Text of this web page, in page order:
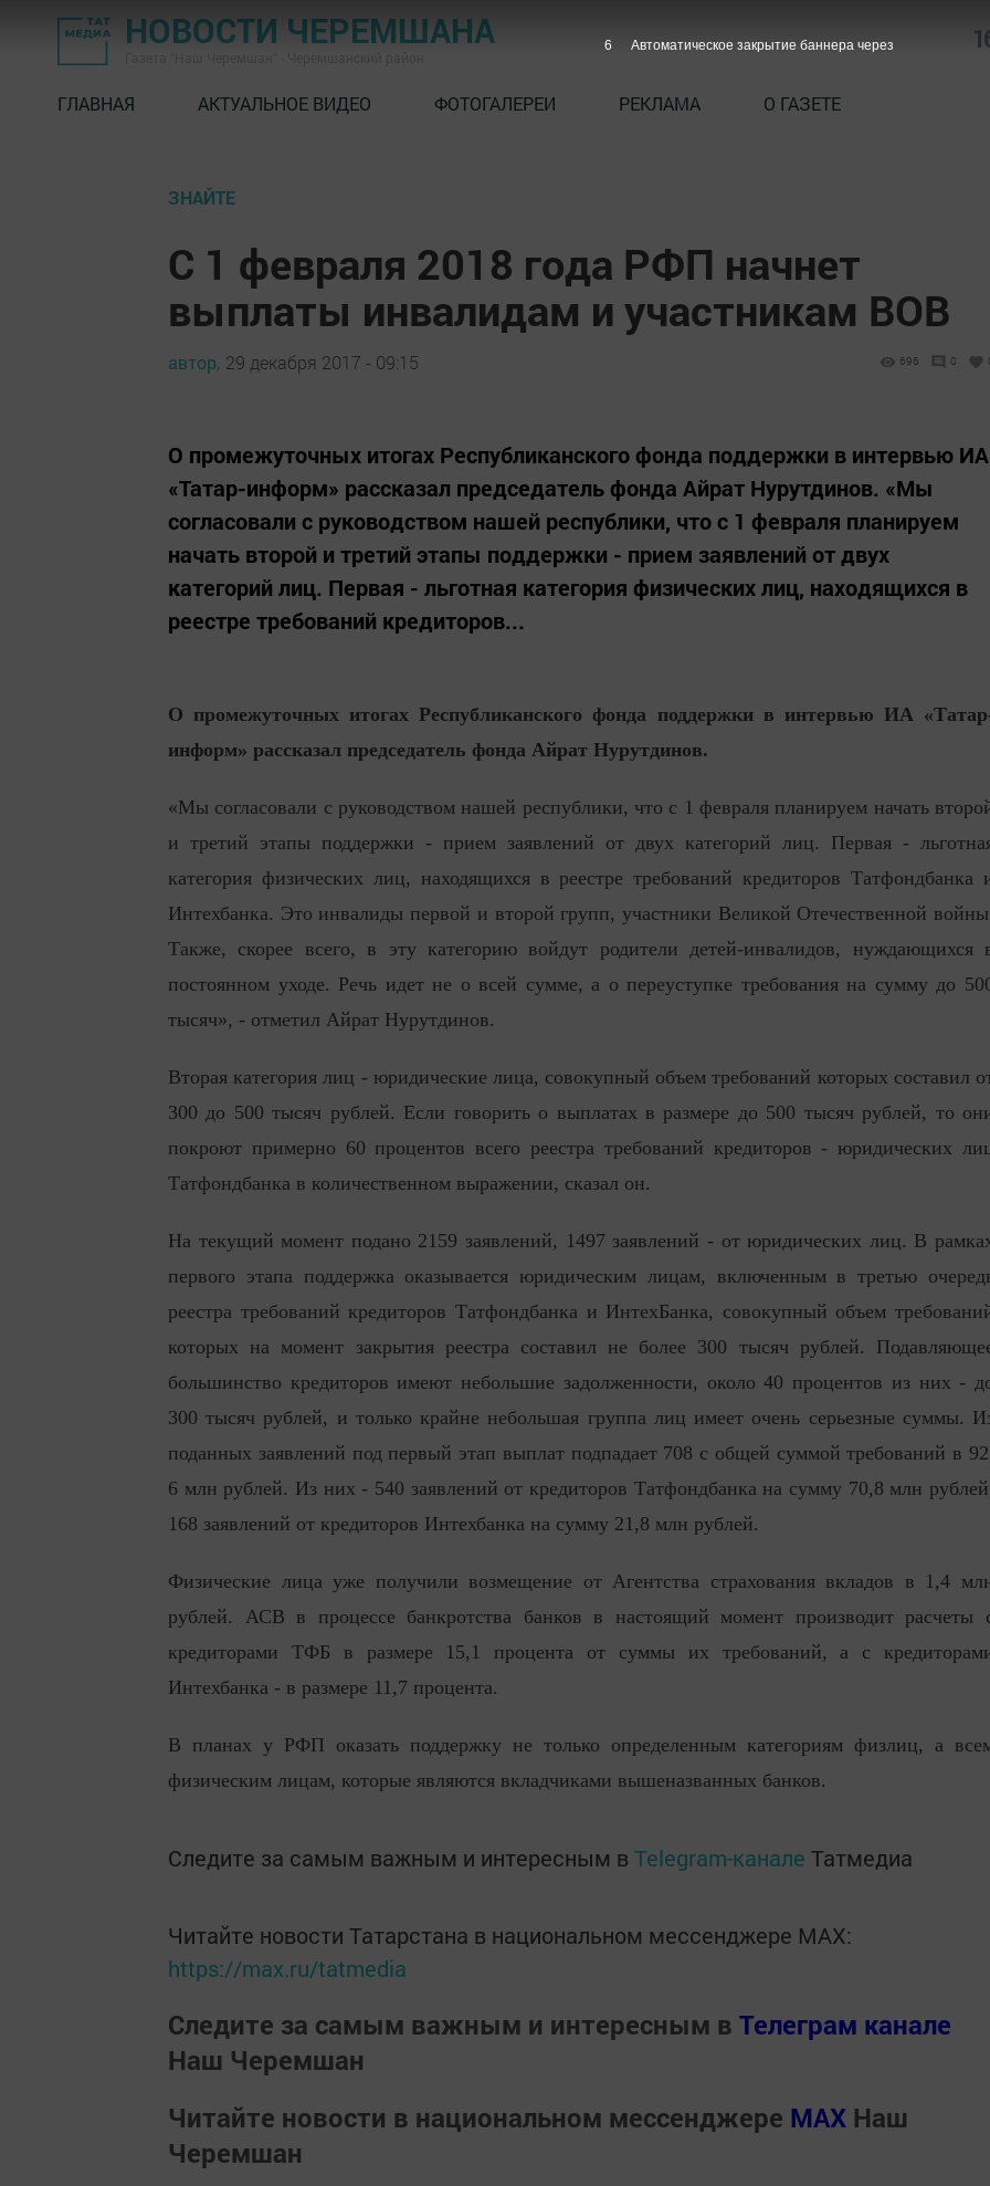
НОВОСТИ ЧЕРЕМШАНА
ГЛАВНАЯ АКТУАЛЬНОЕ ВИДЕО ФОТОГАЛЕРЕИ РЕКЛАМА О ГАЗЕТЕ
ЗНАЙТЕ
С 1 февраля 2018 года РФП начнет
выплаты инвалидам и участникам ВОВ
автор, 29 декабря 2017 - 09:15 696 0
О промежуточных итогах Республиканского фонда поддержки в интервью ИА
«Татар-информ» рассказал председатель фонда Айрат Нурутдинов. «Мы
согласовали с руководством нашей республики, что с 1 февраля планируем
начать второй и третий этапы поддержки - прием заявлений от двух
категорий лиц. Первая - льготная категория физических лиц, находящихся в
реестре требований кредиторов...
О промежуточных итогах Республиканского фонда поддержки в интервью ИА
информ» рассказал председатель фонда Айрат Нурутдинов.
«Мы согласовали с руководством нашей республики, что с 1 февраля планируем начать
и третий этапы поддержки - прием заявлений от двух категорий лиц. Первая -
категория физических лиц, находящихся в реестре требований кредиторов Татфондбанка
Интехбанка. Это инвалиды первой и второй групп, участники Великой Отечественной
Также, скорее всего, в эту категорию войдут родители детей-инвалидов, нуждающихся
постоянном уходе. Речь идет не о всей сумме, а о переуступке требования на сумму до
тысяч», - отметил Айрат Нурутдинов.
Вторая категория лиц - юридические лица, совокупный объем требований которых составил
300 до 500 тысяч рублей. Если говорить о выплатах в размере до 500 тысяч рублей, то
покроют примерно 60 процентов всего реестра требований кредиторов - юридических
Татфондбанка в количественном выражении, сказал он.
На текущий момент подано 2159 заявлений, 1497 заявлений - от юридических лиц. В
первого этапа поддержка оказывается юридическим лицам, включенным в третью
реестра требований кредиторов Татфондбанка и ИнтехБанка, совокупный объем
которых на момент закрытия реестра составил не более 300 тысяч рублей.
большинство кредиторов имеют небольшие задолженности, около 40 процентов из них -
300 тысяч рублей, и только крайне небольшая группа лиц имеет очень серьезные суммы.
поданных заявлений под первый этап выплат подпадает 708 с общей суммой требований в
6 млн рублей. Из них - 540 заявлений от кредиторов Татфондбанка на сумму 70,8 млн
168 заявлений от кредиторов Интехбанка на сумму 21,8 млн рублей.
Физические лица уже получили возмещение от Агентства страхования вкладов в 1,4
рублей. АСВ в процессе банкротства банков в настоящий момент производит расчеты
кредиторами ТФБ в размере 15,1 процента от суммы их требований, а с
Интехбанка - в размере 11,7 процента.
В планах у РФП оказать поддержку не только определенным категориям физлиц, а
физическим лицам, которые являются вкладчиками вышеназванных банков.
Следите за самым важным и интересным в Telegram-канале Татмедиа
Читайте новости Татарстана в национальном мессенджере MАХ:
https://max.ru/tatmedia
Следите за самым важным и интересным в Телеграм канале
Наш Черемшан
Читайте новости в национальном мессенджере MАХ Наш
Черемшан
5 Автоматическое закрытие баннера через